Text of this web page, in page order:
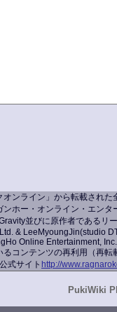
ンライン」から転載された
ンホー・オンライン・エンタ
並びに原作者であるリ
& LeeMyoungJin(studio
Online Entertainment,
コンテンツの再利用（再転
式サイト http://
PukiWiki